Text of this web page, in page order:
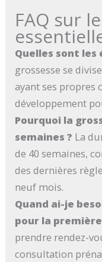
FAQ sur
Quelles sont les
grossesse se
ayant ses propres
développement
Pourquoi la
semaines ? La
de 40 semaines,
des dernières
neuf mois.
Quand ai-je
pour la
prendre rendez-
consultation